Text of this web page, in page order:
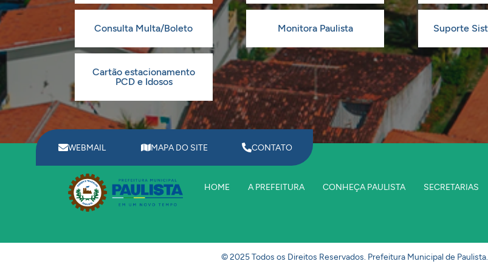
Consulta Multa/Boleto Monitora Paulista Suporte
Cartão estacionamento
PCD e Idosos
WEBMAIL MAPA DO SITE CONTATO
HOME A PREFEITURA CONHEÇA PAULISTA SECRETARIAS
© 2025 Todos os Direitos Reservados. Prefeitura Municipal de